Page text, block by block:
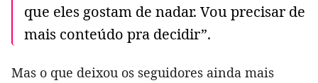
que eles gostam de nadar. Vou precisar de
mais conteúdo pra decidir”.
Mas o que deixou os seguidores ainda mais